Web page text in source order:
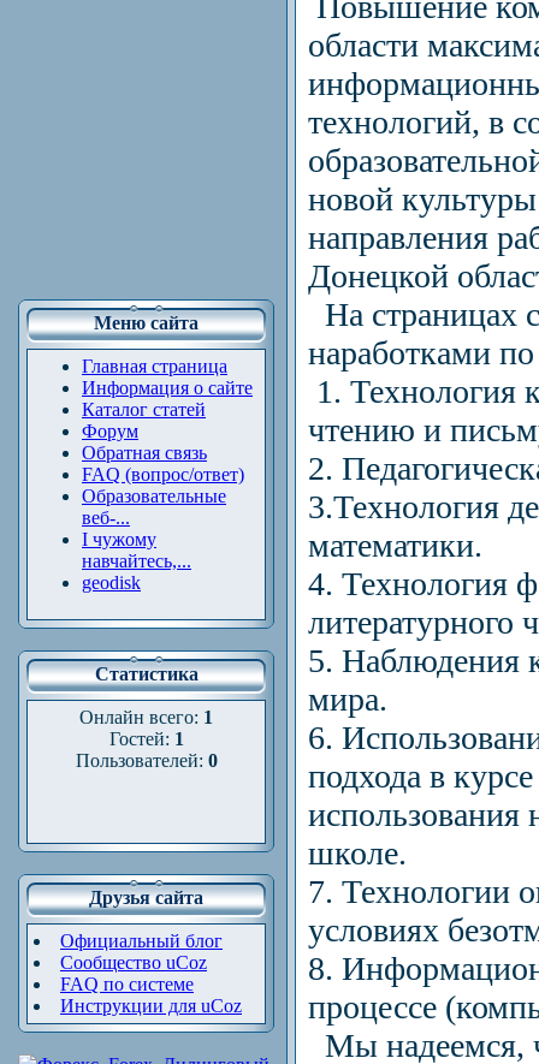
Меню сайта
Главная страница
Информация о сайте
Каталог статей
Форум
Обратная связь
FAQ (вопрос/ответ)
Образовательные
веб-...
І чужому
навчайтесь,...
geodisk
Статистика
Онлайн всего: 1
Гостей: 1
Пользователей: 0
Друзья сайта
Официальный блог
Сообщество uCoz
FAQ по системе
Инструкции для uCoz
области
технологий, в
новой
направления
Донецкой
На страницах
наработками
1. Технология
чтению и
2.
3.Технология
математики.
4. Технология
литературного
5. Наблюдения
мира.
6.
подхода в
использования
школе.
7. Технологии
условиях
8.
процессе
Мы надеемся,